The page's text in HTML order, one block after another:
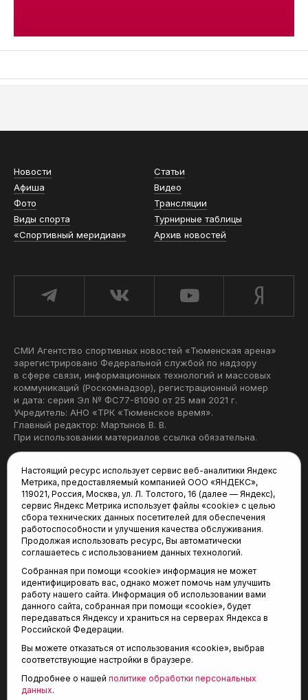
Новости
Статьи
Афиша
Видео
Фото
Трансляции
Виды спорта
Турнирные таблицы
«Спортивный меридиан»
Архив новостей
СМИ Агентство спортивных новостей «Тюменская арена»
зарегистрировано Федеральной службой по надзору
в сфере связи, информационных технологий и массовых
коммуникаций (Роскомнадзор), регистрационный номер
и дата: серия Эл № ФС77-81090 от 25 мая 2021 г.
Учредитель: АНО «ТРК «Тюменское время».
Главный редактор: Мартынов В. В.
При использовании материалов ссылка обязательна.
Редакция:
625035, Тюмень, пр. Геологоразведчиков, 28А
(3452) 68-22-28
tum-arena@mail.ru
Отдел продаж:
(3452) 68-89-78
kotovaev@sibinformburo.ru
© 2001-2026 Агентство спортивных новостей
Настоящий ресурс использует сервис веб-аналитики Яндекс
Метрика, предоставляемый компанией ООО «ЯНДЕКС»,
119021, Россия, Москва, ул. Л. Толстого, 16 (далее — Яндекс),
сервис Яндекс Метрика использует файлы «cookie» с целью
сбора технических данных посетителей для обеспечения
работоспособности и улучшения качества обслуживания.
Продолжая использовать ресурс, Вы автоматически
соглашаетесь с использованием данных технологий.
Собранная при помощи «cookie» информация не может
идентифицировать вас, однако может помочь нам улучшить
работу нашего сайта. Информация об использовании вами
данного сайта, собранная при помощи «cookie», будет
передаваться Яндексу и храниться на серверах Яндекса в
Российской Федерации.
Вы можете отказаться от использования «cookie», выбрав
соответствующие настройки в браузере.
Подробнее о нашей политике обработки персональных
данных.